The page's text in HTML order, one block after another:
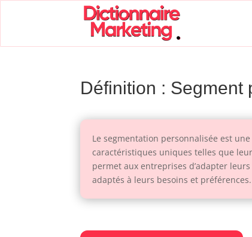
Définition : Segment
Le segmentation personnalisée est
caractéristiques uniques telles que
permet aux entreprises d’adapter
adaptés à leurs besoins et préférences.